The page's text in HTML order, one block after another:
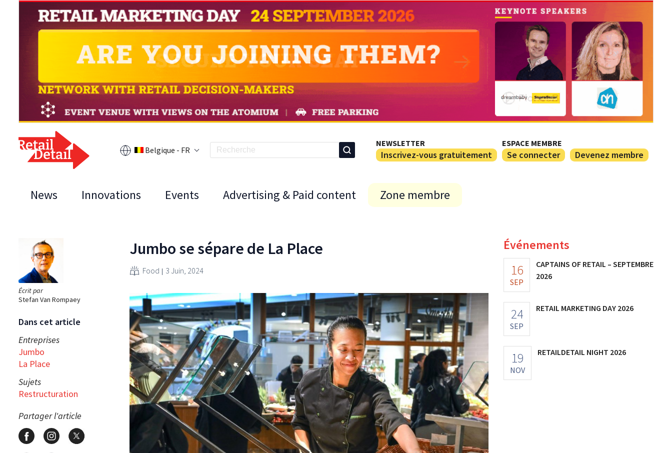
Belgique - FR
NEWSLETTER
Inscrivez-vous gratuitement
ESPACE MEMBRE
Se connecter Devenez membre
News Innovations Events Advertising & Paid content Zone membre
Écrit par
Stefan Van Rompaey
Dans cet article
Entreprises
Jumbo
La Place
Sujets
Restructuration
Partager l'article
Jumbo se sépare de La Place
Food 3 Juin, 2024
Événements
16
SEP
CAPTAINS OF RETAIL – SEPTEMBRE
2026
24
SEP
RETAIL MARKETING DAY 2026
19
NOV
RETAILDETAIL NIGHT 2026